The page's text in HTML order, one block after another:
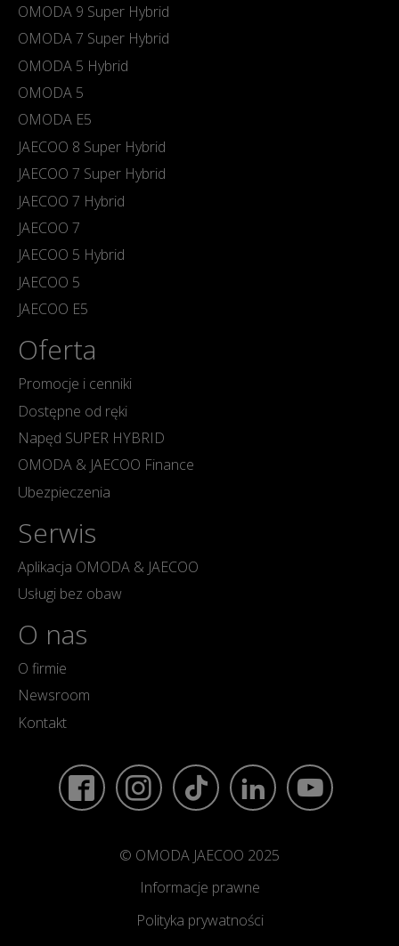
OMODA 9 Super Hybrid
OMODA 7 Super Hybrid
OMODA 5 Hybrid
OMODA 5
OMODA E5
JAECOO 8 Super Hybrid
JAECOO 7 Super Hybrid
JAECOO 7 Hybrid
JAECOO 7
JAECOO 5 Hybrid
JAECOO 5
JAECOO E5
Oferta
Promocje i cenniki
Dostępne od ręki
Napęd SUPER HYBRID
OMODA & JAECOO Finance
Ubezpieczenia
Serwis
Aplikacja OMODA & JAECOO
Usługi bez obaw
O nas
O firmie
Newsroom
Kontakt
© OMODA JAECOO 2025
Informacje prawne
Polityka prywatności